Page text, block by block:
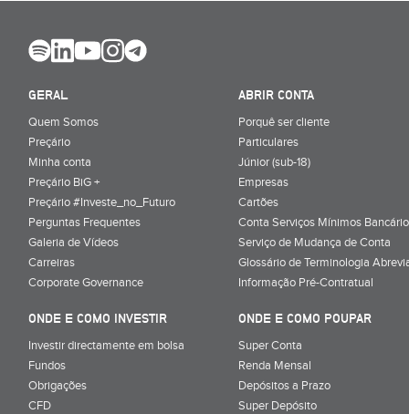
GERAL
Quem Somos
Preçário
Minha conta
Preçário BiG +
Preçário #Investe_no_Futuro
Perguntas Frequentes
Galeria de Vídeos
Carreiras
Corporate Governance
ABRIR CONTA
Porquê ser cliente
Particulares
Júnior (sub-18)
Empresas
Cartões
Conta Serviços Mínimos
Serviço de Mudança de Conta
Glossário de Terminologia
Informação Pré-Contratual
ONDE E COMO INVESTIR
Investir directamente em bolsa
Fundos
Obrigações
CFD
ONDE E COMO POUPAR
Super Conta
Renda Mensal
Depósitos a Prazo
Super Depósito